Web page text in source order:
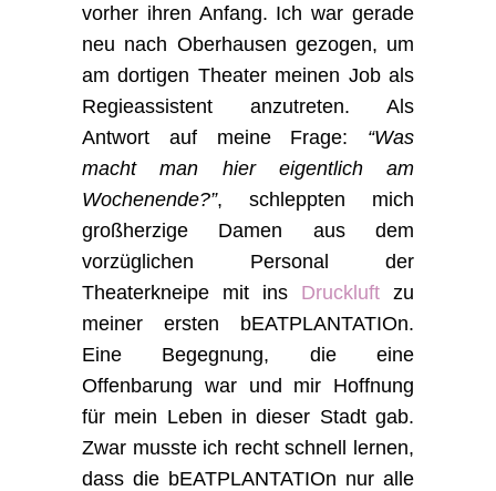
vorher ihren Anfang. Ich war gerade
neu nach Oberhausen gezogen, um
am dortigen Theater meinen Job als
Regieassistent anzutreten. Als
Antwort auf meine Frage: “Was
macht man hier eigentlich am
Wochenende?”, schleppten mich
großherzige Damen aus dem
vorzüglichen Personal der
Theaterkneipe mit ins Druckluft zu
meiner ersten bEATPLANTATIOn.
Eine Begegnung, die eine
Offenbarung war und mir Hoffnung
für mein Leben in dieser Stadt gab.
Zwar musste ich recht schnell lernen,
dass die bEATPLANTATIOn nur alle